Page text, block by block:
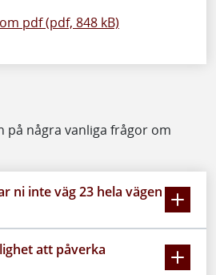
pdf (pdf, 848 kB)
på några vanliga frågor om
ni inte väg 23 hela vägen
att påverka